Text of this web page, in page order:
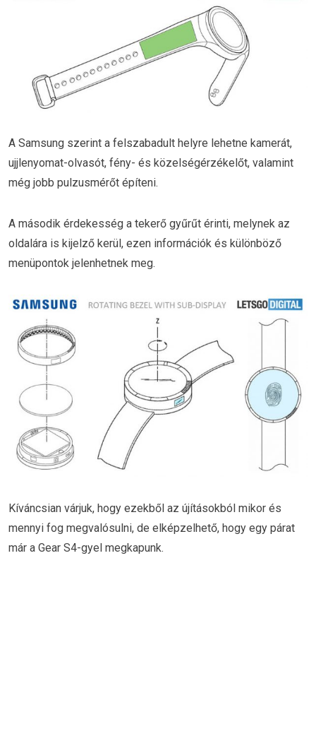
A Samsung szerint a felszabadult helyre lehetne kamerát,
ujjlenyomat-olvasót, fény- és közelségérzékelőt, valamint
még jobb pulzusmérőt építeni.
A második érdekesség a tekerő gyűrűt érinti, melynek az
oldalára is kijelző kerül, ezen információk és különböző
menüpontok jelenhetnek meg.
Kíváncsian várjuk, hogy ezekből az újításokból mikor és
mennyi fog megvalósulni, de elképzelhető, hogy egy párat
már a Gear S4-gyel megkapunk.